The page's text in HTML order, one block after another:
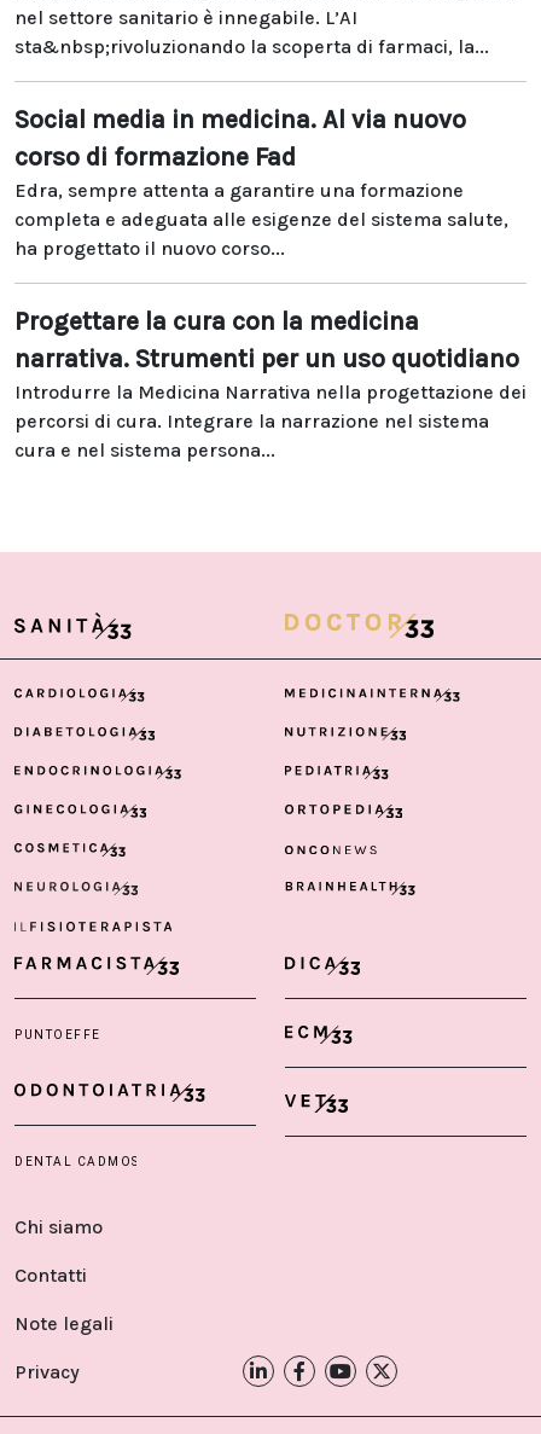
nel settore sanitario è innegabile. L’AI
sta&nbsp;rivoluzionando la scoperta di farmaci, la...
Social media in medicina. Al via nuovo
corso di formazione Fad
Edra, sempre attenta a garantire una formazione
completa e adeguata alle esigenze del sistema salute,
ha progettato il nuovo corso...
Progettare la cura con la medicina
narrativa. Strumenti per un uso quotidiano
Introdurre la Medicina Narrativa nella progettazione dei
percorsi di cura. Integrare la narrazione nel sistema
cura e nel sistema persona...
Chi siamo
Contatti
Note legali
Privacy